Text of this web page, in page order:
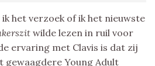
het verzoek of ik het nieuwste
wilde lezen in ruil voor
ervaring met Clavis is dat zij
gewaagdere Young Adult